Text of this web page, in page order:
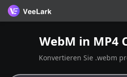
WebM in MP4
Konvertieren Sie .webm